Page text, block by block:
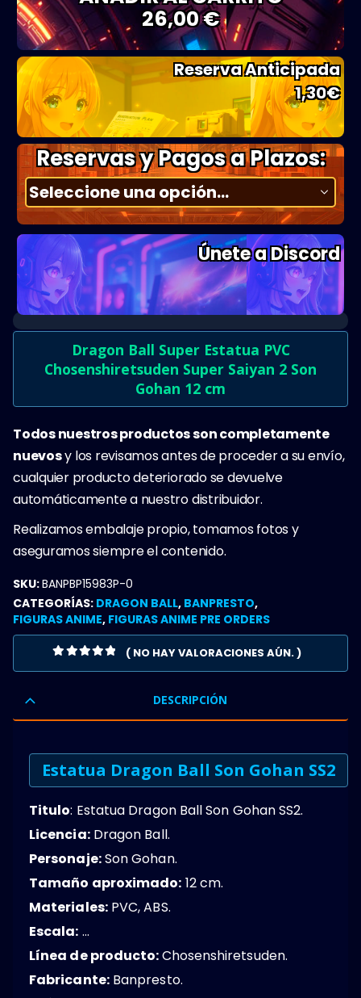
26,00 €
Reserva Anticipada
1,30€
Reservas y Pagos a Plazos:
Únete a Discord
Dragon Ball Super Estatua PVC
Chosenshiretsuden Super Saiyan 2 Son
Gohan 12 cm
Todos nuestros productos son completamente
nuevosy los revisamos antes de proceder a su envío,
cualquier producto deteriorado se devuelve
automáticamente a nuestro distribuidor.
Realizamos embalaje propio, tomamos fotos y
aseguramos siempre el contenido.
SKU:BANPBP15983P-0
CATEGORÍAS: DRAGON BALL, BANPRESTO,
FIGURAS ANIME, FIGURAS ANIME PRE ORDERS
( NO HAY VALORACIONES AÚN. )
DESCRIPCIÓN
Estatua Dragon Ball Son Gohan SS2
Titulo: Estatua Dragon Ball Son Gohan SS2.
Licencia:Dragon Ball.
Personaje:Son Gohan.
Tamaño aproximado: 12 cm.
Materiales:PVC, ABS.
Escala: …
Línea de producto:Chosenshiretsuden.
Fabricante:Banpresto.